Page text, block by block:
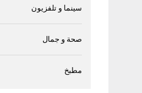
سينما و تلفزيون
صحة و جمال
مطبخ